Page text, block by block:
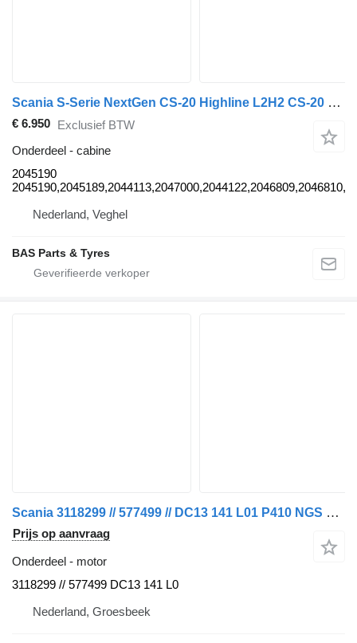
Scania S-Serie NextGen CS-20 Highline L2H2 CS-20 Highline L2H2 2045190 cabine voor Scania S-Serie NextGen vrachtwagen
€ 6.950 Exclusief BTW
Onderdeel - cabine
2045190
Nederland, Veghel
BAS Parts & Tyres
Scania 3118299 // 577499 // DC13 141 L01 P410 NGS KM 382.011 MODEL 2021 motor voor vrachtwagen
Prijs op aanvraag
Onderdeel - motor
3118299 // 577499 DC13 141 L0
Nederland, Groesbeek